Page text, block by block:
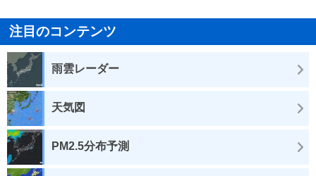
注目のコンテンツ
雨雲レーダー
天気図
PM2.5分布予測